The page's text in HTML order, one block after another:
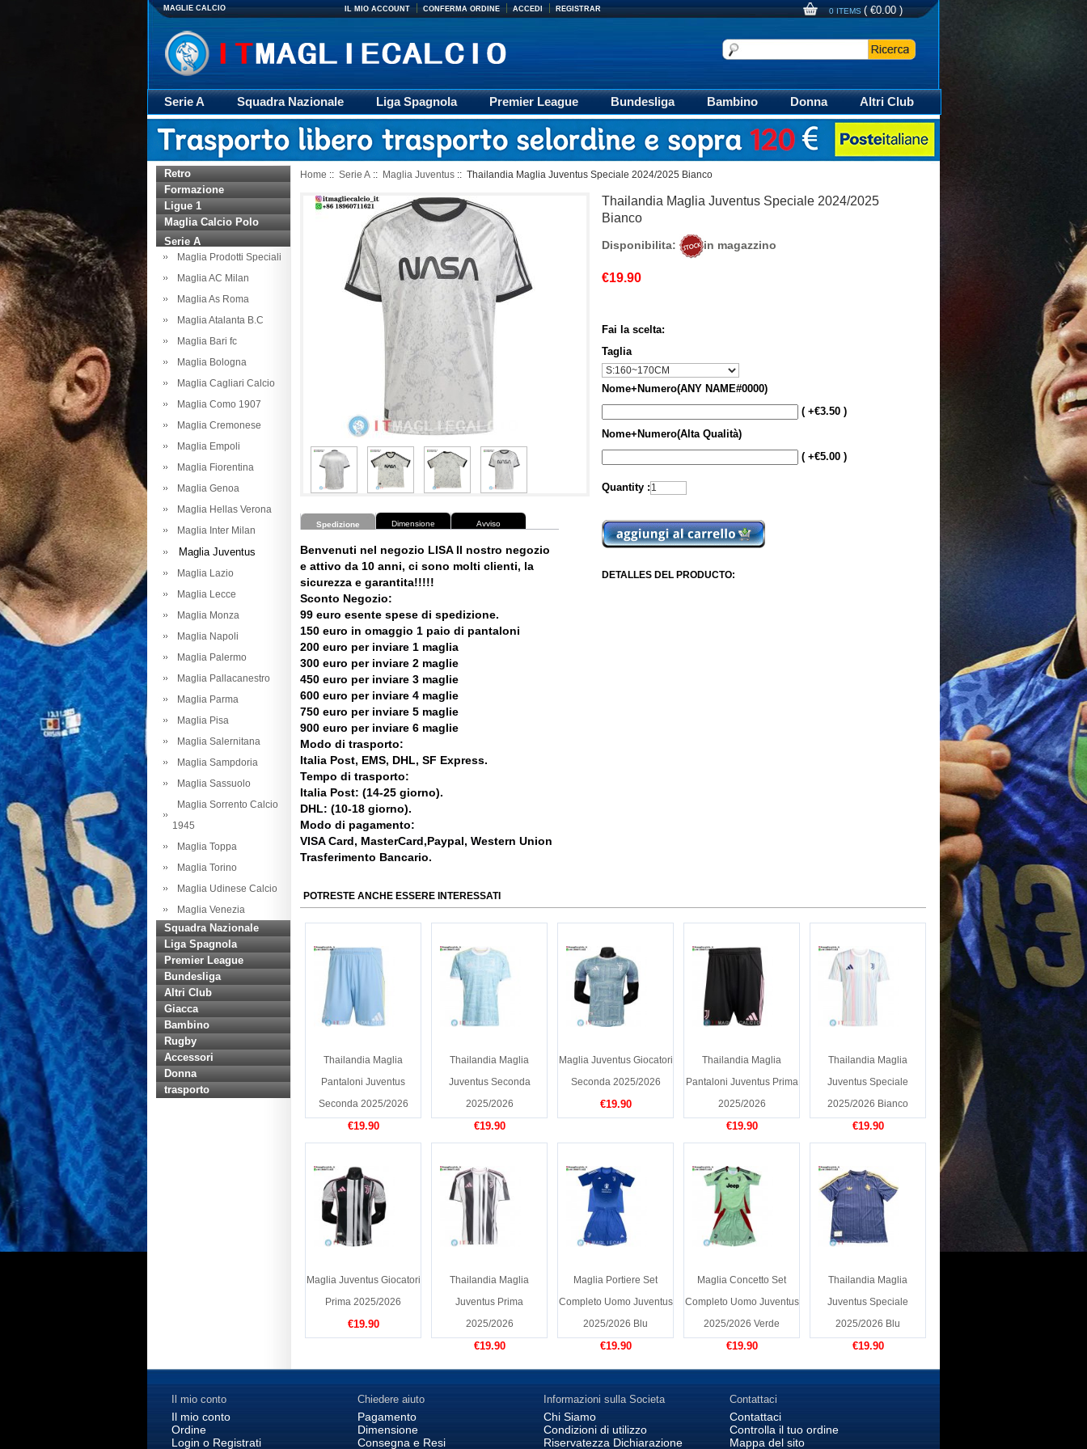
MAGLIE CALCIO IL MIO ACCOUNT CONFERMA ORDINE ACCEDI REGISTRAR 0 ITEMS ( €0.00 )
Serie A Squadra Nazionale Liga Spagnola Premier League Bundesliga Bambino Donna
Altri Club
Giacca
Rugby trasporto Retro Formazione Maglia Calcio Polo
Retro
Formazione
Ligue 1
Maglia Calcio Polo
Serie A
Maglia Prodotti Speciali
Maglia AC Milan
Maglia As Roma
Maglia Atalanta B.C
Maglia Bari fc
Maglia Bologna
Maglia Cagliari Calcio
Maglia Como 1907
Maglia Cremonese
Maglia Empoli
Maglia Fiorentina
Maglia Genoa
Maglia Hellas Verona
Maglia Inter Milan
Maglia Juventus
Maglia Lazio
Maglia Lecce
Maglia Monza
Maglia Napoli
Maglia Palermo
Maglia Pallacanestro
Maglia Parma
Maglia Pisa
Maglia Salernitana
Maglia Sampdoria
Maglia Sassuolo
Maglia Sorrento Calcio
1945
Maglia Toppa
Maglia Torino
Maglia Udinese Calcio
Maglia Venezia
Squadra Nazionale
Liga Spagnola
Premier League
Bundesliga
Altri Club
Giacca
Bambino
Rugby
Accessori
Donna
trasporto
Home :: Serie A :: Maglia Juventus :: Thailandia Maglia Juventus Speciale 2024/2025 Bianco
Spedizione Dimensione Avviso
Benvenuti nel negozio LISA Il nostro negozio
e attivo da 10 anni, ci sono molti clienti, la
sicurezza e garantita!!!!!
Sconto Negozio:
99 euro esente spese di spedizione.
150 euro in omaggio 1 paio di pantaloni
200 euro per inviare 1 maglia
300 euro per inviare 2 maglie
450 euro per inviare 3 maglie
600 euro per inviare 4 maglie
750 euro per inviare 5 maglie
900 euro per inviare 6 maglie
Modo di trasporto:
Italia Post, EMS, DHL, SF Express.
Tempo di trasporto:
Italia Post: (14-25 giorno).
DHL: (10-18 giorno).
Modo di pagamento:
VISA Card, MasterCard,Paypal, Western Union
Trasferimento Bancario.
Thailandia Maglia Juventus Speciale 2024/2025
Bianco
Disponibilita: in magazzino
€19.90
Fai la scelta:
Taglia
Nome+Numero(ANY NAME#0000)
( +€3.50 )
Nome+Numero(Alta Qualità)
( +€5.00 )
Quantity :
DETALLES DEL PRODUCTO:
POTRESTE ANCHE ESSERE INTERESSATI
Thailandia Maglia
Pantaloni Juventus
Seconda 2025/2026
€19.90
Thailandia Maglia
Juventus Seconda
2025/2026
€19.90
Maglia Juventus Giocatori
Seconda 2025/2026
€19.90
Thailandia Maglia
Pantaloni Juventus Prima
2025/2026
€19.90
Thailandia Maglia
Juventus Speciale
2025/2026 Bianco
€19.90
Maglia Juventus Giocatori
Prima 2025/2026
€19.90
Thailandia Maglia
Juventus Prima
2025/2026
€19.90
Maglia Portiere Set
Completo Uomo Juventus
2025/2026 Blu
€19.90
Maglia Concetto Set
Completo Uomo Juventus
2025/2026 Verde
€19.90
Thailandia Maglia
Juventus Speciale
2025/2026 Blu
€19.90
Il mio conto
Il mio conto
Ordine
Login o Registrati
Chiedere aiuto
Pagamento
Dimensione
Consegna e Resi
Informazioni sulla Societa
Chi Siamo
Condizioni di utilizzo
Riservatezza Dichiarazione
Contattaci
Contattaci
Controlla il tuo ordine
Mappa del sito